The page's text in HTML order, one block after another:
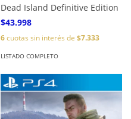
Dead Island Definitive Edition
$43.998
6cuotas sin interés de $7.333
LISTADO COMPLETO